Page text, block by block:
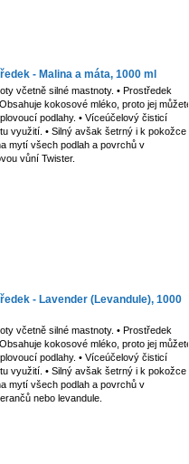
- Malina a máta, 1000 ml
včetně silné mastnoty. • Prostředek
kokosové mléko, proto jej můžete
podlahy. • Víceúčelový čisticí
využití. • Silný avšak šetrný i k pokožce
mytí všech podlah a povrchů v
vůní Twister.
- Lavender (Levandule), 1000
včetně silné mastnoty. • Prostředek
kokosové mléko, proto jej můžete
podlahy. • Víceúčelový čisticí
využití. • Silný avšak šetrný i k pokožce
mytí všech podlah a povrchů v
nebo levandule.